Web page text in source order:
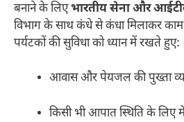
बनाने के लिएभारतीय सेना और
विभाग के साथ कंधे से कंधा मिलाकर काम
पर्यटकों की सुविधा को ध्यान में रखते हुए:
आवास और पेयजल की पुख्ता
किसी भी आपात स्थिति के